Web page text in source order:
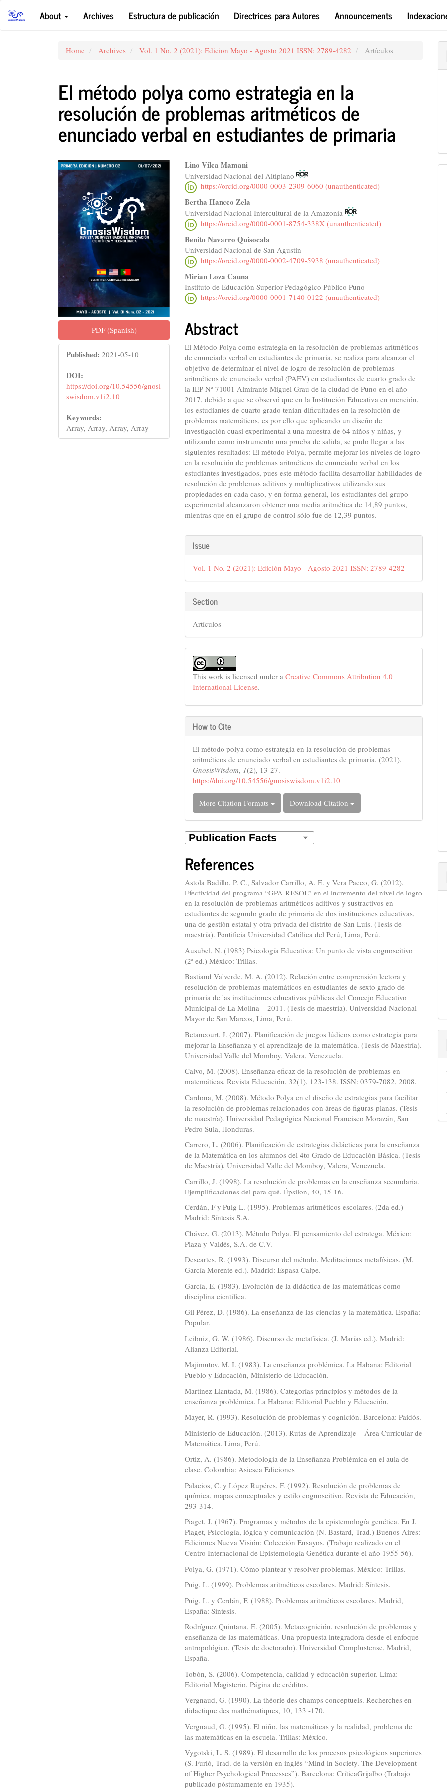
Navigation
About Archives Estructura de publicación Directrices para Autores Announcements
Home Archives Vol. 1 No. 2 (2021): Edición Mayo - Agosto 2021 ISSN: 2789-4282 Artículos
El método polya como estrategia en la
resolución de problemas aritméticos de
enunciado verbal en estudiantes de primaria
Article
Sidebar
PDF (Spanish)
Published: 2021-05-10
DOI:
https://doi.org/10.54556/gnosi
swisdom.v1i2.10
Keywords:
Array, Array, Array, Array
Main
Article
Content
Lino Vilca Mamani
Universidad Nacional del Altiplano
https://orcid.org/0000-0003-2309-6060 (unauthenticated)
Bertha Hancco Zela
Universidad Nacional Intercultural de la Amazonía
https://orcid.org/0000-0001-8754-338X (unauthenticated)
Benito Navarro Quisocala
Universidad Nacional de San Agustin
https://orcid.org/0000-0002-4709-5938 (unauthenticated)
Mirian Loza Cauna
Instituto de Educación Superior Pedagógico Público Puno
https://orcid.org/0000-0001-7140-0122 (unauthenticated)
Abstract
El Método Polya como estrategia en la resolución de problemas aritméticos
de enunciado verbal en estudiantes de primaria, se realiza para alcanzar el
objetivo de determinar el nivel de logro de resolución de problemas
aritméticos de enunciado verbal (PAEV) en estudiantes de cuarto grado de
la IEP Nº 71001 Almirante Miguel Grau de la ciudad de Puno en el año
2017, debido a que se observó que en la Institución Educativa en mención,
los estudiantes de cuarto grado tenían dificultades en la resolución de
problemas matemáticos, es por ello que aplicando un diseño de
investigación cuasi experimental a una muestra de 64 niños y niñas, y
utilizando como instrumento una prueba de salida, se pudo llegar a las
siguientes resultados: El método Polya, permite mejorar los niveles de logro
en la resolución de problemas aritméticos de enunciado verbal en los
estudiantes investigados, pues este método facilita desarrollar habilidades de
resolución de problemas aditivos y multiplicativos utilizando sus
propiedades en cada caso, y en forma general, los estudiantes del grupo
experimental alcanzaron obtener una media aritmética de 14,89 puntos,
mientras que en el grupo de control sólo fue de 12,39 puntos.
Article
Details
Issue
Vol. 1 No. 2 (2021): Edición Mayo - Agosto 2021 ISSN: 2789-4282
Section
Artículos
This work is licensed under aCreative Commons Attribution 4.0
International License.
How to Cite
El método polya como estrategia en la resolución de problemas
aritméticos de enunciado verbal en estudiantes de primaria. (2021).
GnosisWisdom, 1(2), 13-27.
https://doi.org/10.54556/gnosiswisdom.v1i2.10
More Citation Formats Download Citation
References
Astola Badillo, P. C., Salvador Carrillo, A. E. y Vera Pacco, G. (2012).
Efectividad del programa “GPA-RESOL” en el incremento del nivel de logro
en la resolución de problemas aritméticos aditivos y sustractivos en
estudiantes de segundo grado de primaria de dos instituciones educativas,
una de gestión estatal y otra privada del distrito de San Luis. (Tesis de
maestría). Pontificia Universidad Católica del Perú, Lima, Perú.
Ausubel, N. (1983) Psicología Educativa: Un punto de vista cognoscitivo
(2ª ed.) México: Trillas.
Bastiand Valverde, M. A. (2012). Relación entre comprensión lectora y
resolución de problemas matemáticos en estudiantes de sexto grado de
primaria de las instituciones educativas públicas del Concejo Educativo
Municipal de La Molina – 2011. (Tesis de maestría). Universidad Nacional
Mayor de San Marcos, Lima, Perú.
Betancourt, J. (2007). Planificación de juegos lúdicos como estrategia para
mejorar la Enseñanza y el aprendizaje de la matemática. (Tesis de Maestría).
Universidad Valle del Momboy, Valera, Venezuela.
Calvo, M. (2008). Enseñanza eficaz de la resolución de problemas en
matemáticas. Revista Educación, 32(1), 123-138. ISSN: 0379-7082, 2008.
Cardona, M. (2008). Método Polya en el diseño de estrategias para facilitar
la resolución de problemas relacionados con áreas de figuras planas. (Tesis
de maestría). Universidad Pedagógica Nacional Francisco Morazán, San
Pedro Sula, Honduras.
Carrero, L. (2006). Planificación de estrategias didácticas para la enseñanza
de la Matemática en los alumnos del 4to Grado de Educación Básica. (Tesis
de Maestría). Universidad Valle del Momboy, Valera, Venezuela.
Carrillo, J. (1998). La resolución de problemas en la enseñanza secundaria.
Ejemplificaciones del para qué. Épsilon, 40, 15-16.
Cerdán, F y Puig L. (1995). Problemas aritméticos escolares. (2da ed.)
Madrid: Síntesis S.A.
Chávez, G. (2013). Método Polya. El pensamiento del estratega. México:
Plaza y Valdés, S.A. de C.V.
Descartes, R. (1993). Discurso del método. Meditaciones metafísicas. (M.
García Morente ed.). Madrid: Espasa Calpe.
García, E. (1983). Evolución de la didáctica de las matemáticas como
disciplina científica.
Gil Pérez, D. (1986). La enseñanza de las ciencias y la matemática. España:
Popular.
Leibniz, G. W. (1986). Discurso de metafísica. (J. Marías ed.). Madrid:
Alianza Editorial.
Majimutov, M. I. (1983). La enseñanza problémica. La Habana: Editorial
Pueblo y Educación, Ministerio de Educación.
Martínez Llantada, M. (1986). Categorías principios y métodos de la
enseñanza problémica. La Habana: Editorial Pueblo y Educación.
Mayer, R. (1993). Resolución de problemas y cognición. Barcelona: Paidós.
Ministerio de Educación. (2013). Rutas de Aprendizaje – Área Curricular de
Matemática. Lima, Perú.
Ortiz, A. (1986). Metodología de la Enseñanza Problémica en el aula de
clase. Colombia: Asiesca Ediciones
Palacios, C. y López Rupéres, F. (1992). Resolución de problemas de
química, mapas conceptuales y estilo cognoscitivo. Revista de Educación,
293-314.
Piaget, J, (1967). Programas y métodos de la epistemología genética. En J.
Piaget, Psicología, lógica y comunicación (N. Bastard, Trad.) Buenos Aires:
Ediciones Nueva Visión: Colección Ensayos. (Trabajo realizado en el
Centro Internacional de Epistemología Genética durante el año 1955-56).
Polya, G. (1971). Cómo plantear y resolver problemas. México: Trillas.
Puig, L. (1999). Problemas aritméticos escolares. Madrid: Síntesis.
Puig, L. y Cerdán, F. (1988). Problemas aritméticos escolares. Madrid,
España: Síntesis.
Rodríguez Quintana, E. (2005). Metacognición, resolución de problemas y
enseñanza de las matemáticas. Una propuesta integradora desde el enfoque
antropológico. (Tesis de doctorado). Universidad Complustense, Madrid,
España.
Tobón, S. (2006). Competencia, calidad y educación superior. Lima:
Editorial Magisterio. Página de créditos.
Vergnaud, G. (1990). La théorie des champs conceptuels. Recherches en
didactique des mathématiques, 10, 133 -170.
Vergnaud, G. (1995). El niño, las matemáticas y la realidad, problema de
las matemáticas en la escuela. Trillas: México.
Vygotski, L. S. (1989). El desarrollo de los procesos psicológicos superiores
(S. Furió, Trad. de la versión en inglés “Mind in Society. The Development
of Higher Psychological Processes”). Barcelona: CríticaGrijalbo (Trabajo
publicado póstumamente en 1935).